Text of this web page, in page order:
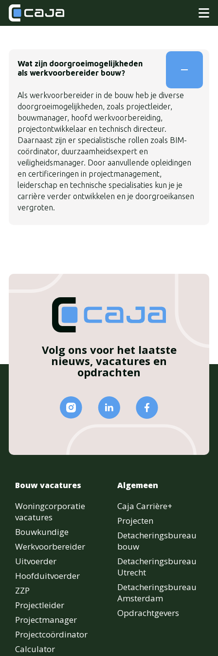
Wat zijn doorgroeimogelijkheden
als werkvoorbereider bouw?
Als werkvoorbereider in de bouw heb je diverse
doorgroeimogelijkheden, zoals projectleider,
bouwmanager, hoofd werkvoorbereiding,
projectontwikkelaar en technisch directeur.
Daarnaast zijn er specialistische rollen zoals BIM-
coördinator, duurzaamheidsexpert en
veiligheidsmanager. Door aanvullende opleidingen
en certificeringen in projectmanagement,
leiderschap en technische specialisaties kun je je
carrière verder ontwikkelen en je doorgroeikansen
vergroten.
Volg ons voor het laatste
nieuws, vacatures en
opdrachten
Bouw vacatures
Woningcorporatie
vacatures
Bouwkundige
Werkvoorbereider
Uitvoerder
Hoofduitvoerder
ZZP
Projectleider
Projectmanager
Projectcoördinator
Calculator
Algemeen
Caja Carrière+
Projecten
Detacheringsbureau
bouw
Detacheringsbureau
Utrecht
Detacheringsbureau
Amsterdam
Opdrachtgevers